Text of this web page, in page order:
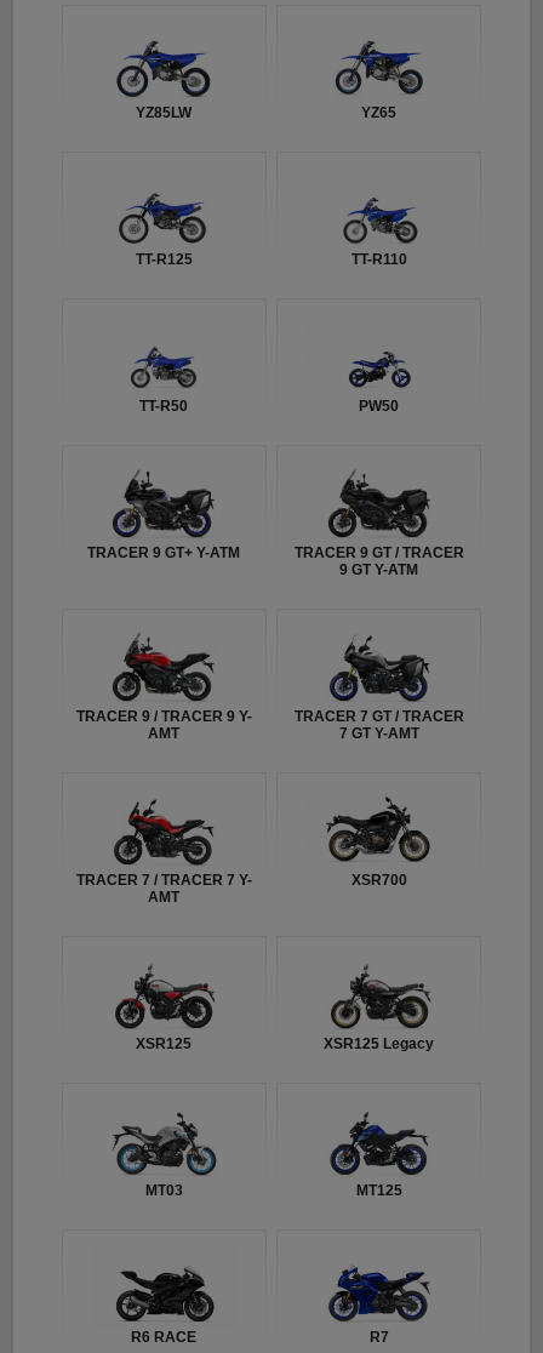
YZ85LW YZ65
TT-R125 TT-R110
TT-R50 PW50
TRACER 9 GT+ Y-ATM
TRACER 9 GT / TRACER
9 GT Y-ATM
TRACER 9 / TRACER 9 Y-
AMT
TRACER 7 GT / TRACER
7 GT Y-AMT
TRACER 7 / TRACER 7 Y-
AMT
XSR700
XSR125 XSR125 Legacy
MT03 MT125
R6 RACE R7